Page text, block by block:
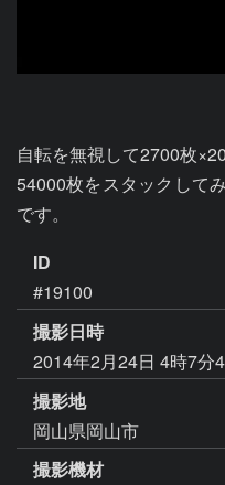
自転を無視して2700枚
54000枚をスタックして
です。
ID
#19100
撮影日時
2014年2月24日 4時7分
撮影地
岡山県岡山市
撮影機材